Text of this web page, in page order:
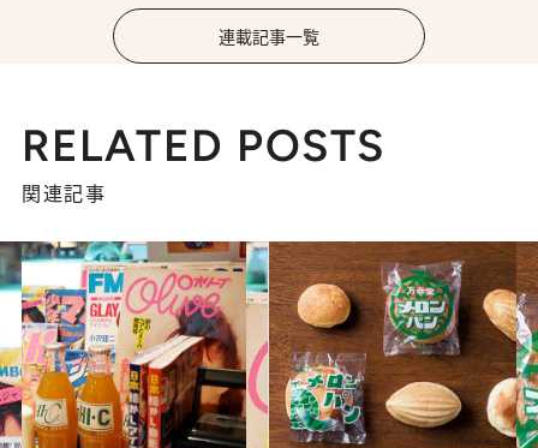
連載記事一覧
RELATED POSTS
関連記事